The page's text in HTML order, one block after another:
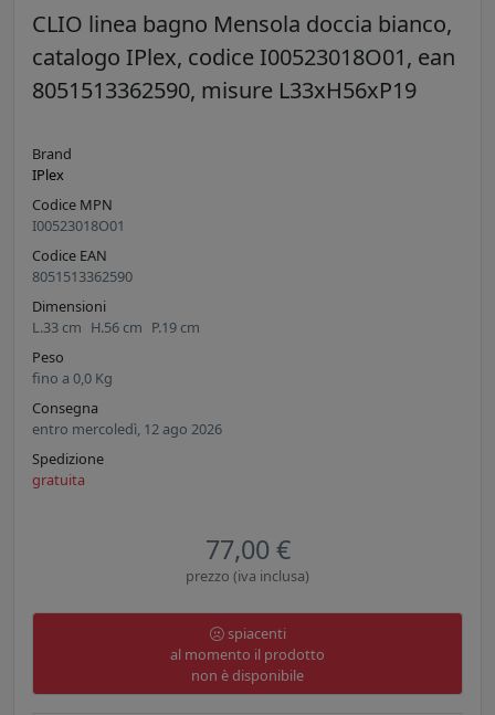
CLIO linea bagno Mensola doccia bianco,
catalogo IPlex, codice I00523018O01, ean
8051513362590, misure L33xH56xP19
Brand
IPlex
Codice MPN
I00523018O01
Codice EAN
8051513362590
Dimensioni
L.33 cm H.56 cm P.19 cm
Peso
fino a 0,0 Kg
Consegna
entro mercoledì, 12 ago 2026
Spedizione
gratuita
77,00 €
prezzo (iva inclusa)
spiacenti
al momento il prodotto
non è disponibile